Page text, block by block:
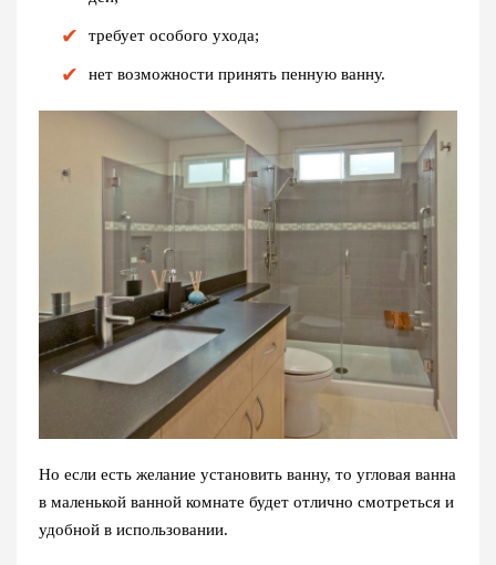
требует особого ухода;
нет возможности принять пенную ванну.
Но если есть желание установить ванну, то угловая ванна
в маленькой ванной комнате будет отлично смотреться и
удобной в использовании.